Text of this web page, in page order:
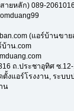
ายหลัก) 089-
(แอร์บ้านขาย
บ้าน.com
ถ.ประชาอุทิศ ซ
ตั้งแอร์โรงงาน, ระบ
น